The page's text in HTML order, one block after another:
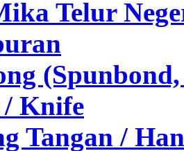
Telur
/ Knife
Tangan /